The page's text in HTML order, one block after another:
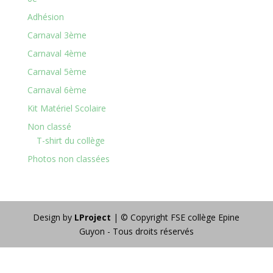
Adhésion
Carnaval 3ème
Carnaval 4ème
Carnaval 5ème
Carnaval 6ème
Kit Matériel Scolaire
Non classé
T-shirt du collège
Photos non classées
Design by LProject | © Copyright FSE collège Epine
Guyon - Tous droits réservés